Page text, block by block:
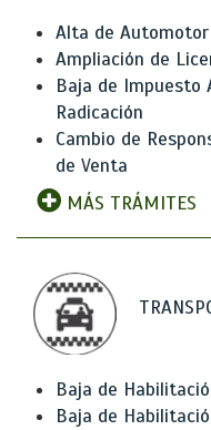
Alta de Automotor
Ampliación de
Baja de Impuesto
Radicación
Cambio de
de Venta
MÁS TRÁMITES
Baja de
Baja de